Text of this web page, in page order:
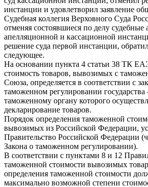
инстанции и удовлетворил заявление
Судебная коллегия Верховного Суда
отменяя состоявшиеся по делу судебные
апелляционной и кассационной
решение суда первой инстанции,
следующее.
На основании пункта 4 статьи 38 ТК
стоимость товаров, вывозимых с
Союза, определяется в соответствии с
таможенном регулировании
таможенному органу которого
декларирование товаров.
Порядок определения таможенной
вывозимых из Российской Федерации,
Правительство Российской Федерации
Закона о таможенном регулировании).
В соответствии с пунктами 8 и 12
таможенной стоимости вывозимых
определения таможенной стоимости
максимально возможной степени